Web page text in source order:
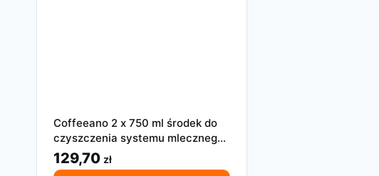
Coffeeano 2 x 750 ml środek do
czyszczenia systemu mlecznego
100 Zastosowań
129,70 zł